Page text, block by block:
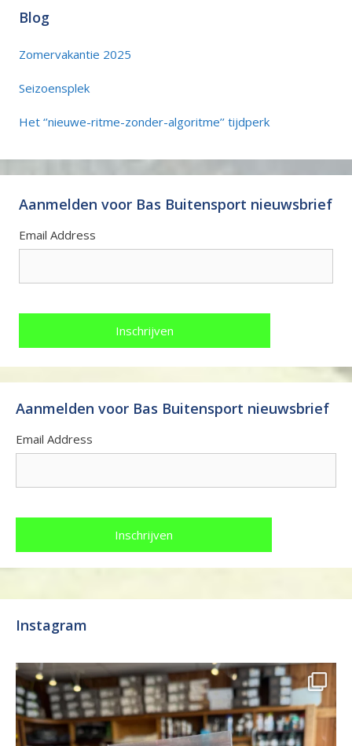
Blog
Zomervakantie 2025
Seizoensplek
Het ‘’nieuwe-ritme-zonder-algoritme’’ tijdperk
Aanmelden voor Bas Buitensport nieuwsbrief
Email Address
Aanmelden voor Bas Buitensport nieuwsbrief
Email Address
Instagram